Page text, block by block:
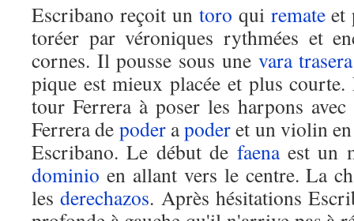
Escribano reçoit un toro qui remateet
toréer par véroniques rythmées et
cornes. Il pousse sous une vara trasera
pique est mieux placée et plus
tour Ferrera à poser les harpons
Ferrera de poderapoderet un violin
Escribano. Le début de faenaest un
dominio en allant vers le centre. La
lesderechazos. Après hésitations